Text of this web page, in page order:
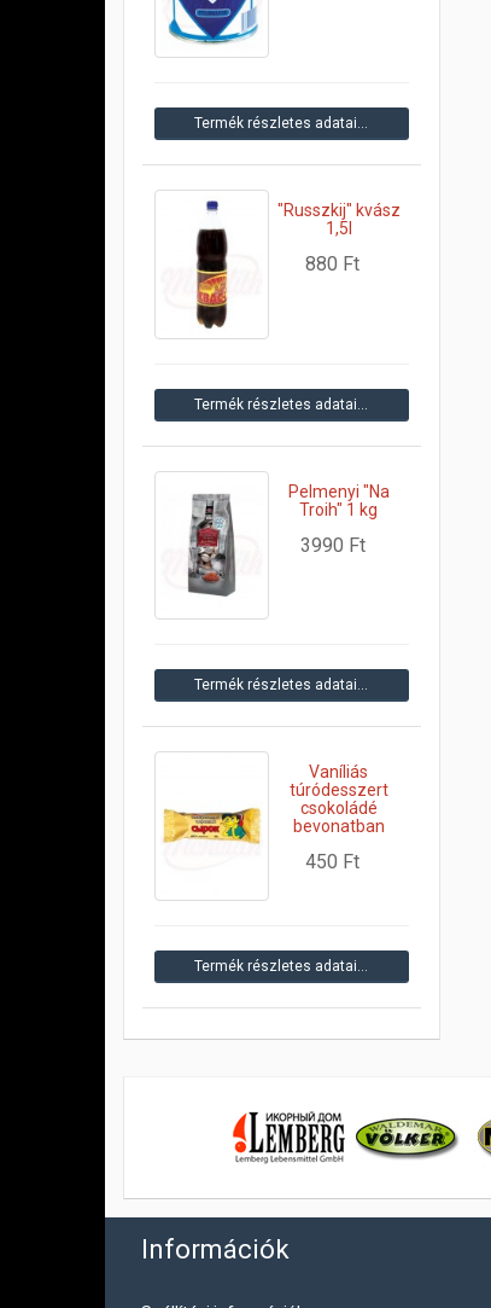
Termék részletes adatai…
"Russzkij" kvász
1,5l
880 Ft
Termék részletes adatai…
Pelmenyi "Na
Troih" 1 kg
3990 Ft
Termék részletes adatai…
Vaníliás
túródesszert
csokoládé
bevonatban
450 Ft
Termék részletes adatai…
Információk